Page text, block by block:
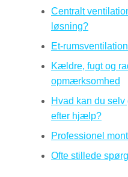
Centralt
løsning?
Et-
Kældre, fugt og
opmærksomhed
Hvad kan du
efter hjælp?
Professionel
Ofte stillede